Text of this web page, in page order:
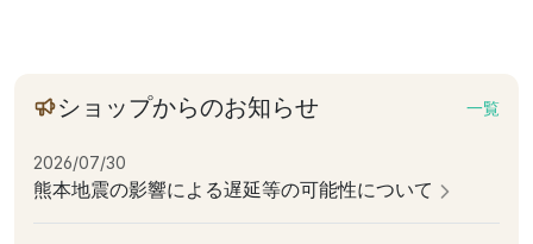
ショップからのお知らせ 一覧
2026/07/30
熊本地震の影響による遅延等の可能性について